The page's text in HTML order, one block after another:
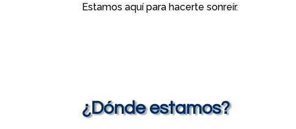
Estamos aquí para hacerte sonreír.
¿Dónde estamos?